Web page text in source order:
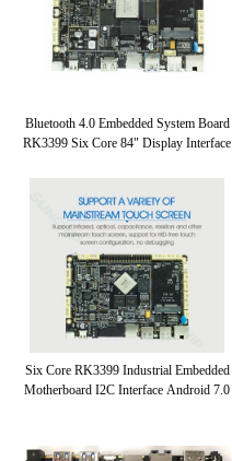
کیوسک صفحه نمایش لمسی در فضای
باز
Bluetooth 4.0 Embedded System Board
RK3399 Six Core 84" Display Interface
Six Core RK3399 Industrial Embedded
Motherboard I2C Interface Android 7.0